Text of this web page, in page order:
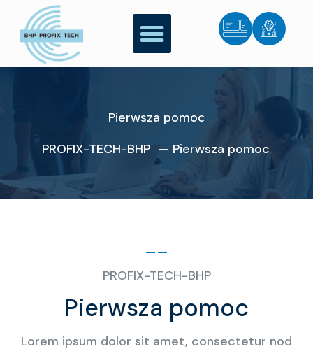
Pierwsza pomoc
PROFIX-TECH-BHP
Pierwsza pomoc
PROFIX-TECH-BHP
Pierwsza pomoc
Lorem ipsum dolor sit amet, consectetur nod